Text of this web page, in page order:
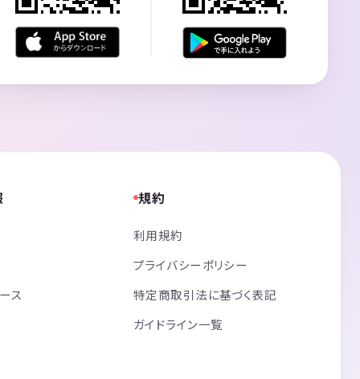
ス
規約
利用規約
プライバシーポリシー
特定商取引法に基づく表記
ガイドライン一覧